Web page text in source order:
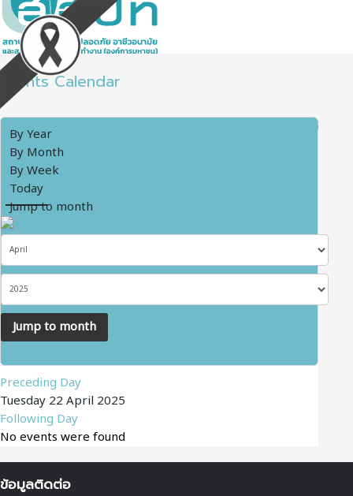
Events Calendar
By Year
By Month
By Week
Today
Jump to month
Jump to month
Preceding Day
Tuesday 22 April 2025
Following Day
No events were found
ข้อมูลติดต่อ